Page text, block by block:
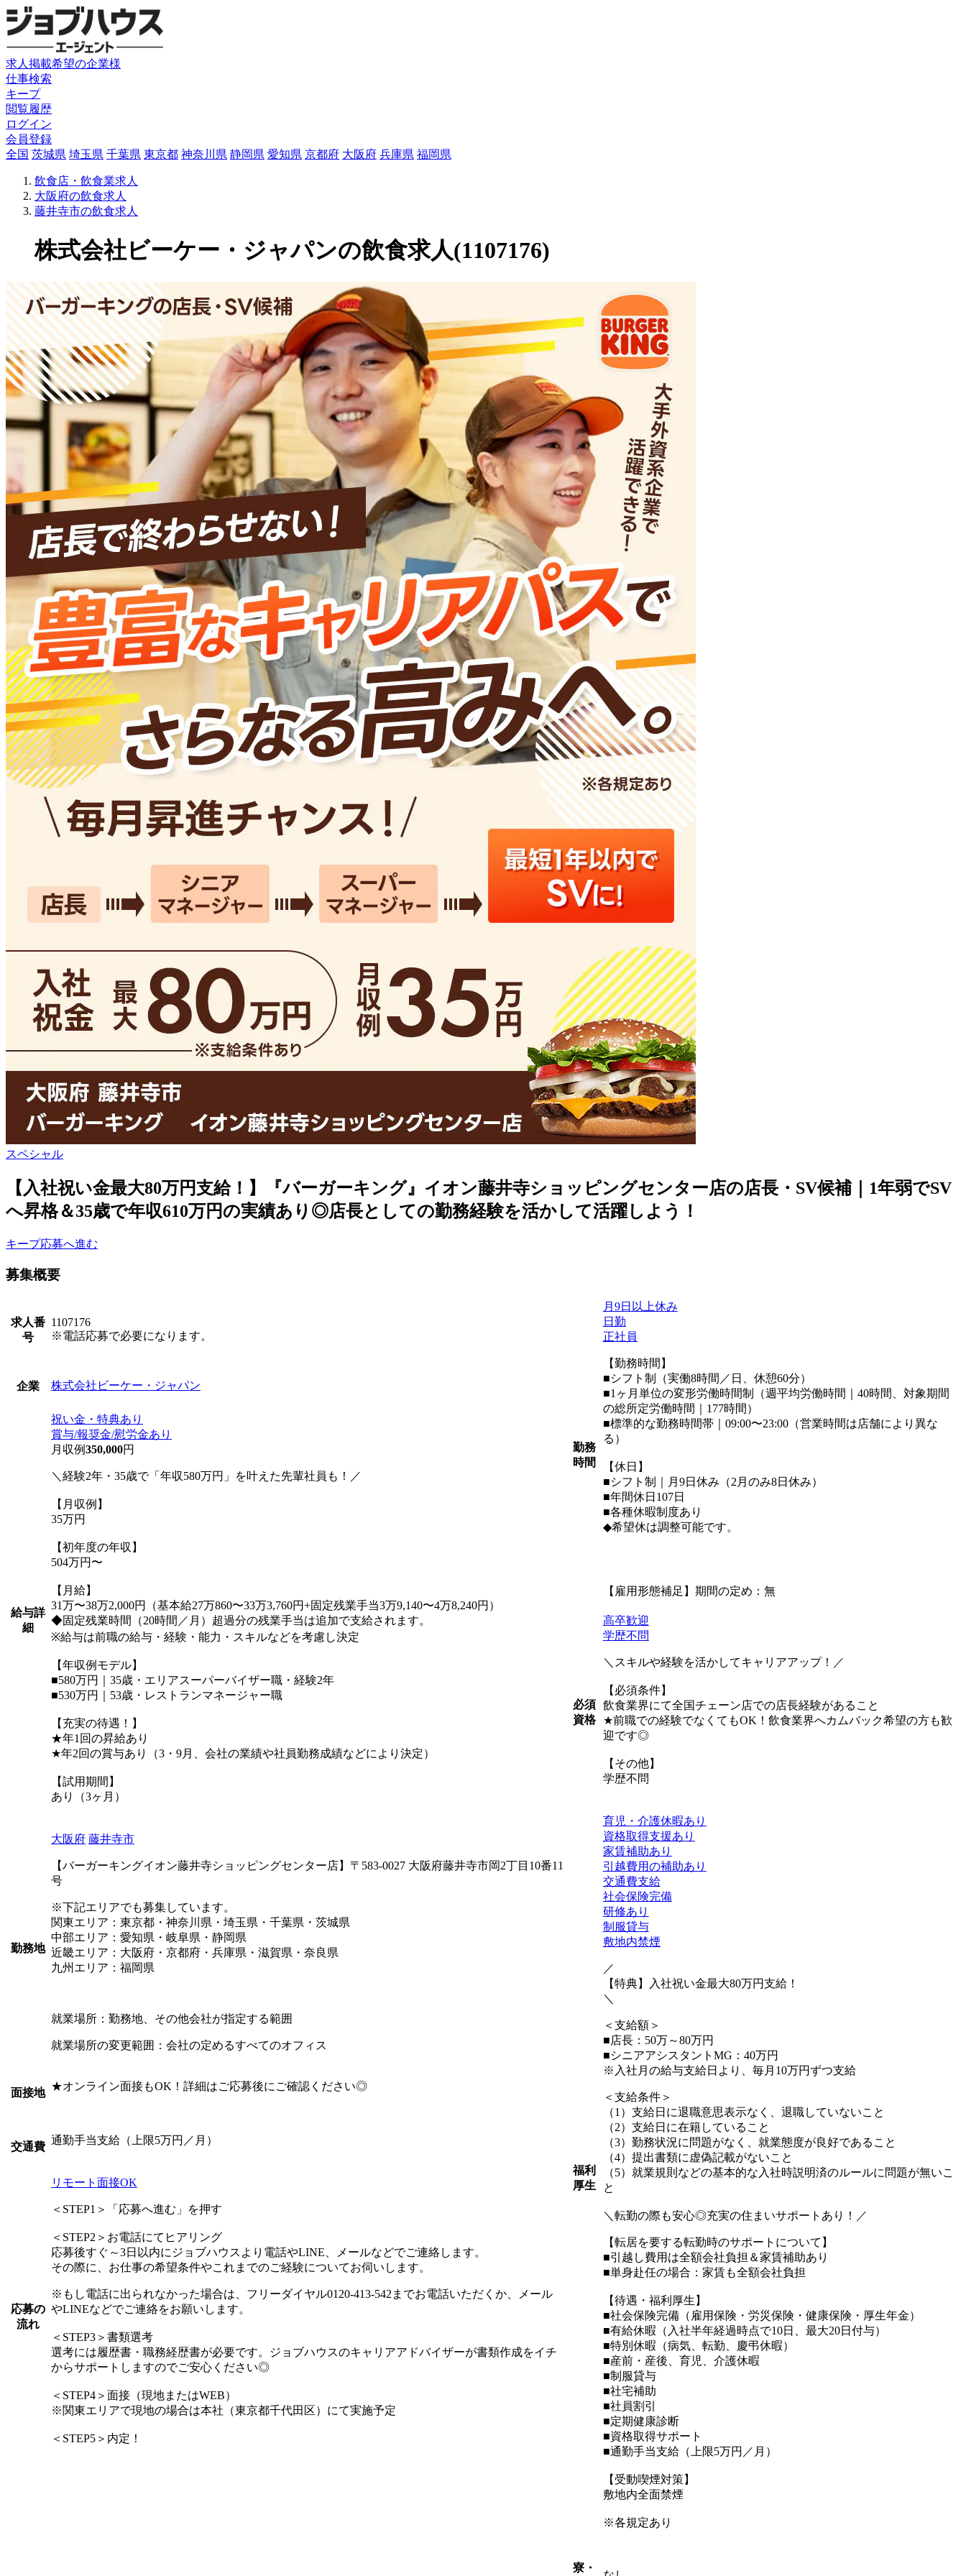
求人掲載希望の企業様
仕事検索
キープ
閲覧履歴
ログイン
会員登録
全国 茨城県 埼玉県 千葉県 東京都 神奈川県 静岡県 愛知県 京都府 大阪府 兵庫県 福岡県
飲食店・飲食業求人
大阪府の飲食求人
藤井寺市の飲食求人
株式会社ビーケー・ジャパンの飲食求人(1107176)
スペシャル
【入社祝い金最大80万円支給！】『バーガーキング』イオン藤井寺ショッピングセンター店の店長・SV候補｜1年弱でSV
へ昇格＆35歳で年収610万円の実績あり◎店長としての勤務経験を活かして活躍しよう！
キープ応募へ進む
募集概要
求人番
号
1107176
※電話応募で必要になります。
企業 株式会社ビーケー・ジャパン
給与詳
細
祝い金・特典あり
賞与/報奨金/慰労金あり
月収例350,000円
＼経験2年・35歳で「年収580万円」を叶えた先輩社員も！／
【月収例】
35万円
【初年度の年収】
504万円〜
【月給】
31万〜38万2,000円（基本給27万860〜33万3,760円+固定残業手当3万9,140〜4万8,240円）
◆固定残業時間（20時間／月）超過分の残業手当は追加で支給されます。
※給与は前職の給与・経験・能力・スキルなどを考慮し決定
【年収例モデル】
■580万円｜35歳・エリアスーパーバイザー職・経験2年
■530万円｜53歳・レストランマネージャー職
【充実の待遇！】
★年1回の昇給あり
★年2回の賞与あり（3・9月、会社の業績や社員勤務成績などにより決定）
【試用期間】
あり（3ヶ月）
勤務地
大阪府 藤井寺市
【バーガーキングイオン藤井寺ショッピングセンター店】〒583-0027 大阪府藤井寺市岡2丁目10番11
号
※下記エリアでも募集しています。
関東エリア：東京都・神奈川県・埼玉県・千葉県・茨城県
中部エリア：愛知県・岐阜県・静岡県
近畿エリア：大阪府・京都府・兵庫県・滋賀県・奈良県
九州エリア：福岡県
就業場所：勤務地、その他会社が指定する範囲
就業場所の変更範囲：会社の定めるすべてのオフィス
面接地 ★オンライン面接もOK！詳細はご応募後にご確認ください◎
交通費 通勤手当支給（上限5万円／月）
応募の
流れ
リモート面接OK
＜STEP1＞「応募へ進む」を押す
＜STEP2＞お電話にてヒアリング
応募後すぐ～3日以内にジョブハウスより電話やLINE、メールなどでご連絡します。
その際に、お仕事の希望条件やこれまでのご経験についてお伺いします。
※もし電話に出られなかった場合は、フリーダイヤル0120-413-542までお電話いただくか、メール
やLINEなどでご連絡をお願いします。
＜STEP3＞書類選考
選考には履歴書・職務経歴書が必要です。ジョブハウスのキャリアアドバイザーが書類作成をイチ
からサポートしますのでご安心ください◎
＜STEP4＞面接（現地またはWEB）
※関東エリアで現地の場合は本社（東京都千代田区）にて実施予定
＜STEP5＞内定！
勤務
時間
月9日以上休み
日勤
正社員
【勤務時間】
■シフト制（実働8時間／日、休憩60分）
■1ヶ月単位の変形労働時間制（週平均労働時間｜40時間、対象期間
の総所定労働時間｜177時間）
■標準的な勤務時間帯｜09:00〜23:00（営業時間は店舗により異な
る）
【休日】
■シフト制｜月9日休み（2月のみ8日休み）
■年間休日107日
■各種休暇制度あり
◆希望休は調整可能です。
【雇用形態補足】期間の定め：無
必須
資格
高卒歓迎
学歴不問
＼スキルや経験を活かしてキャリアアップ！／
【必須条件】
飲食業界にて全国チェーン店での店長経験があること
★前職での経験でなくてもOK！飲食業界へカムバック希望の方も歓
迎です◎
【その他】
学歴不問
福利
厚生
育児・介護休暇あり
資格取得支援あり
家賃補助あり
引越費用の補助あり
交通費支給
社会保険完備
研修あり
制服貸与
敷地内禁煙
／
【特典】入社祝い金最大80万円支給！
＼
＜支給額＞
■店長：50万～80万円
■シニアアシスタントMG：40万円
※入社月の給与支給日より、毎月10万円ずつ支給
＜支給条件＞
（1）支給日に退職意思表示なく、退職していないこと
（2）支給日に在籍していること
（3）勤務状況に問題がなく、就業態度が良好であること
（4）提出書類に虚偽記載がないこと
（5）就業規則などの基本的な入社時説明済のルールに問題が無いこ
と
＼転勤の際も安心◎充実の住まいサポートあり！／
【転居を要する転勤時のサポートについて】
■引越し費用は全額会社負担＆家賃補助あり
■単身赴任の場合：家賃も全額会社負担
【待遇・福利厚生】
■社会保険完備（雇用保険・労災保険・健康保険・厚生年金）
■有給休暇（入社半年経過時点で10日、最大20日付与）
■特別休暇（病気、転勤、慶弔休暇）
■産前・産後、育児、介護休暇
■制服貸与
■社宅補助
■社員割引
■定期健康診断
■資格取得サポート
■通勤手当支給（上限5万円／月）
【受動喫煙対策】
敷地内全面禁煙
※各規定あり
寮・